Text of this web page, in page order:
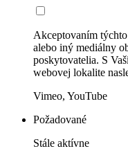
Akceptovaním
alebo iný mediálny
poskytovatelia. S
webovej lokalite
Vimeo, YouTube
Požadované
Stále aktívne